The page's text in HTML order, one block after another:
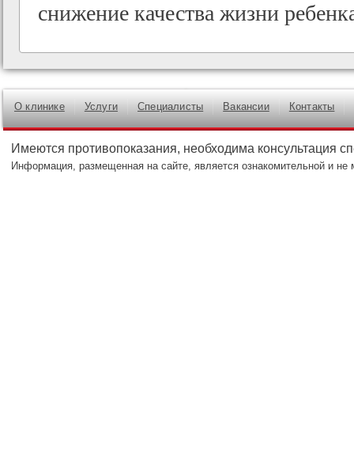
снижение качества жизни
О клинике Услуги Специалисты Вакансии Контакты
Имеются противопоказания, необходима консультация
Информация, размещенная на сайте, является ознакомительной и